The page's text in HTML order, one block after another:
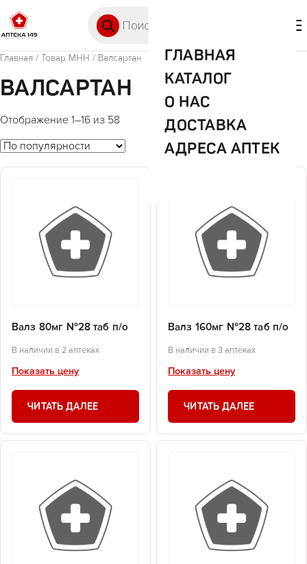
ГЛАВНАЯ
КАТАЛОГ
О НАС
ДОСТАВКА
АДРЕСА АПТЕК
Главная / Товар МНН / Валсартан
ВАЛСАРТАН
Отображение 1–16 из 58
Валз 80мг №28 таб п/о
В наличии в 2 аптеках
Показать цену
ЧИТАТЬ ДАЛЕЕ
Валз 160мг №28 таб п/о
В наличии в 3 аптеках
Показать цену
ЧИТАТЬ ДАЛЕЕ